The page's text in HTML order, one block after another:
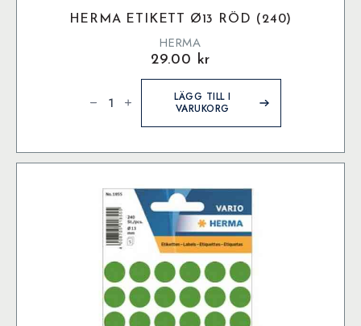
HERMA ETIKETT Ø13 RÖD (240)
HERMA
29.00 kr
etikett
ø13
LÄGG TILL I
VARUKORG